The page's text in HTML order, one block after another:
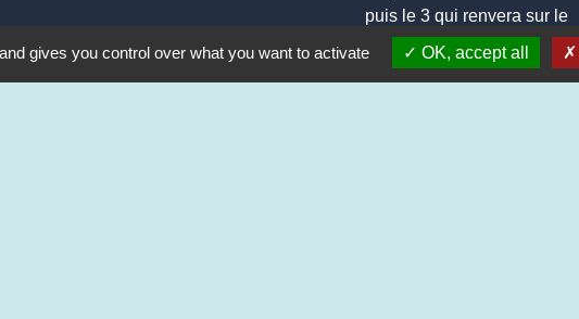
puis le 3 qui renvera sur le
numéro d'urgence
gives you control over what you want to activate OK, accept all